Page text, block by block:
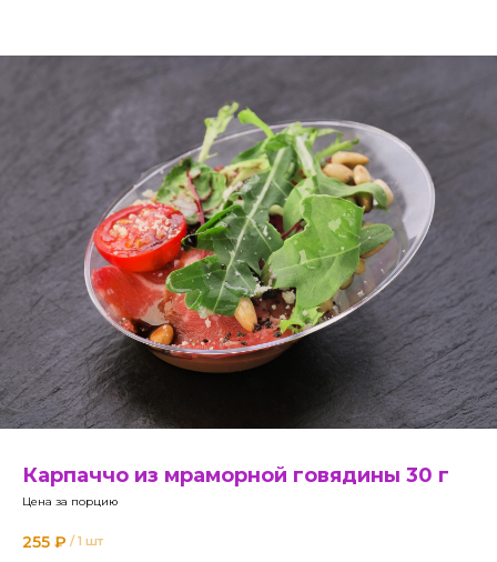
Карпаччо из мраморной говядины 30 г
Цена за порцию
255 ₽ / 1 шт